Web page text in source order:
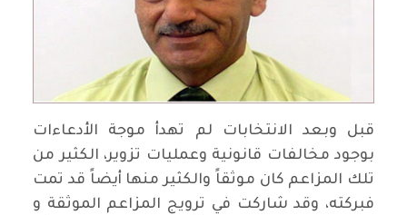
قبل وبعد الانتخابات لم تهدأ موجة الأدعاءات
بوجود مخالفات قانونية وعمليات تزوير، الكثير من
تلك المزاعم كان موثقاً والكثير منها أيضاً قد تمت
فبركته، وقد شاركت في ترويج المزاعم الموثقة و